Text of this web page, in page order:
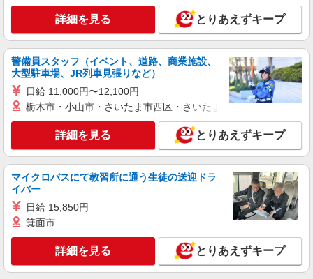
株式会社メディカル・ワン・アップ
看護助手
時給1,450円 ※資格、経験により異なります。
千葉県船橋市
キープ 詳細を見る
株式会社メディカル・ワン・アップ
看護助手（院内サポーター）
時給1,500円 ※資格、経験により異なります。
キープ 詳細を見る
派遣社員
詳細を見る とりあえずキープ
警備員スタッフ（イベント、道路、商業施設、
大型駐車場、JR列車見張りなど）
日給 11,000円〜12,100円
栃木市・小山市・さいたま市西区・さいたま市岩槻区・久喜市・
詳細を見る とりあえずキープ
マイクロバスにて教習所に通う生徒の送迎ドラ
イバー
日給 15,850円
箕面市
詳細を見る とりあえずキープ